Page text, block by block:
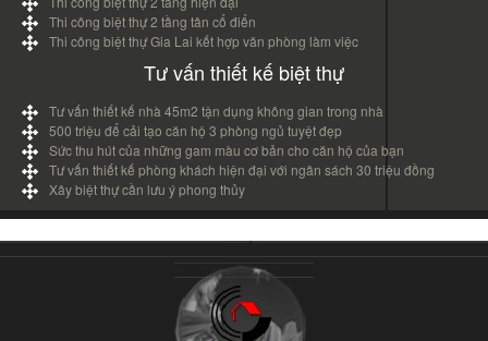
Thi công biệt thự 2 tầng tân cổ điển
Thi công biệt thự Gia Lai kết hợp văn phòng làm việc
Tư vấn thiết kế biệt thự
Tư vấn thiết kế nhà 45m2 tận dụng không gian trong nhà
500 triệu để cải tạo căn hộ 3 phòng ngủ tuyệt đẹp
Sức thu hút của những gam màu cơ bản cho căn hộ của bạn
Tư vấn thiết kế phòng khách hiện đại với ngân sách 30 triệu đồng
Xây biệt thự cần lưu ý phong thủy